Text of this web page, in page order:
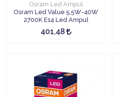
Osram Led Ampul
Osram Led Value 5,5W-40W
2700K E14 Led Ampul
401,48